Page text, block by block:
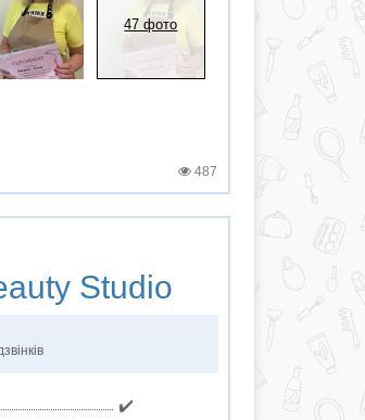
47 фото
487
Studio
✔️